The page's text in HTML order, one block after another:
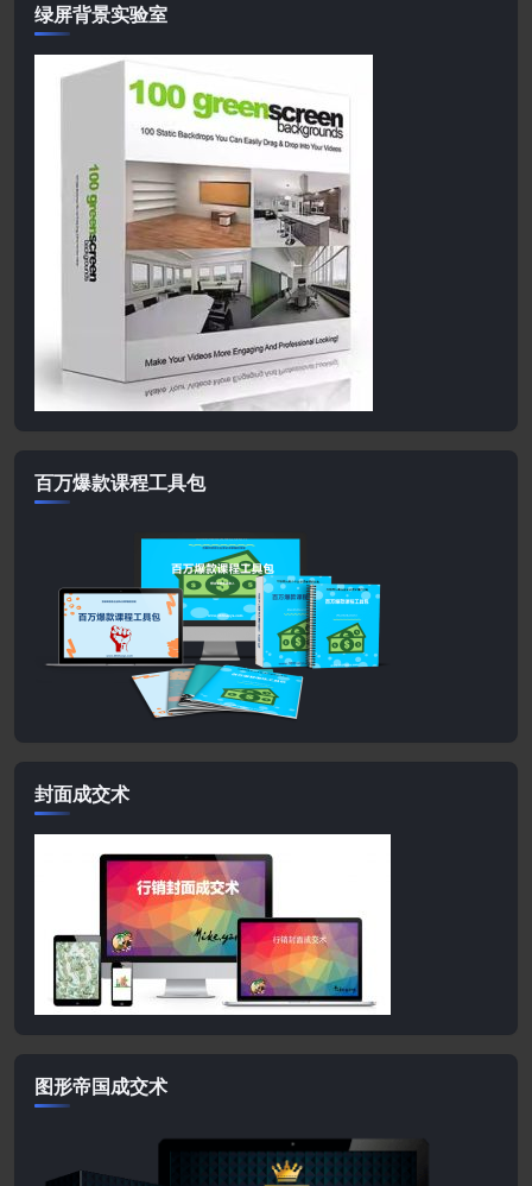
绿屏背景实验室
百万爆款课程工具包
封面成交术
图形帝国成交术